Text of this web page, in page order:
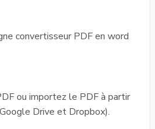
convertisseur PDF en word
ou importez le PDF à partir
Drive et Dropbox).